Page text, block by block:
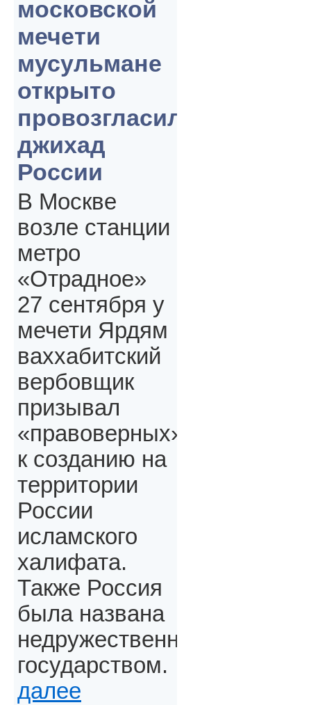
московской
мечети
мусульмане
открыто
провозгласили
джихад
России
В Москве
возле станции
метро
«Отрадное»
27 сентября у
мечети Ярдям
ваххабитский
вербовщик
призывал
«правоверных»,
к созданию на
территории
России
исламского
халифата.
Также Россия
была названа
недружественным
государством.
далее